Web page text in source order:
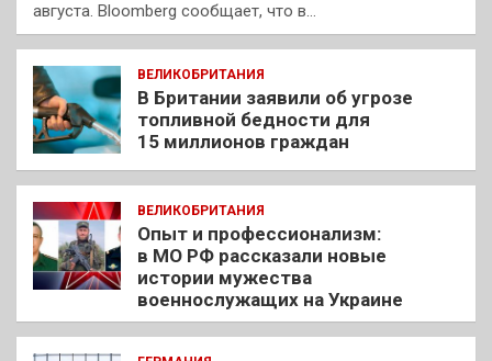
августа. Bloomberg сообщает, что в…
ВЕЛИКОБРИТАНИЯ
В Британии заявили об угрозе
топливной бедности для
15 миллионов граждан
ВЕЛИКОБРИТАНИЯ
Опыт и профессионализм:
в МО РФ рассказали новые
истории мужества
военнослужащих на Украине